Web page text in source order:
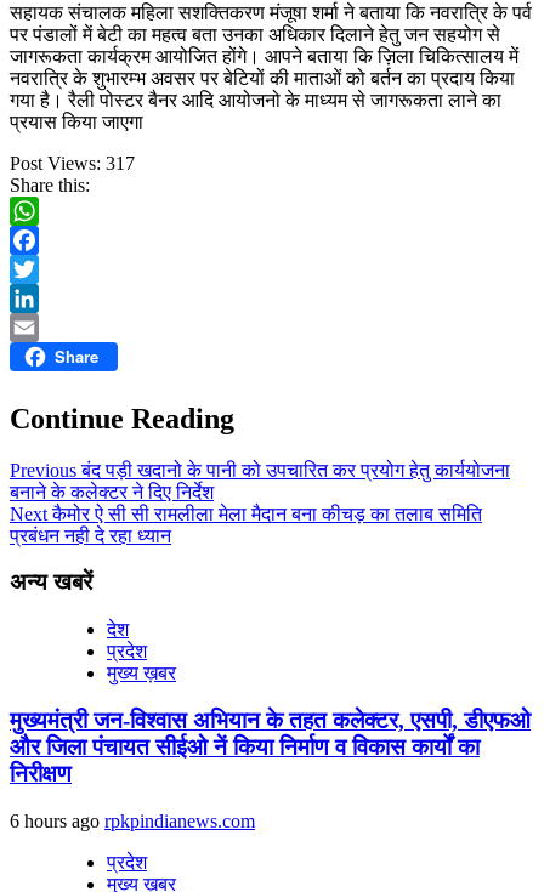
सहायक संचालक महिला सशक्तिकरण मंजूषा शर्मा ने बताया कि नवरात्रि के पर्व
पर पंडालों में बेटी का महत्व बता उनका अधिकार दिलाने हेतु जन सहयोग से
जागरूकता कार्यक्रम आयोजित होंगे। आपने बताया कि ज़िला चिकित्सालय में
नवरात्रि के शुभारम्भ अवसर पर बेटियों की माताओं को बर्तन का प्रदाय किया
गया है। रैली पोस्टर बैनर आदि आयोजनो के माध्यम से जागरूकता लाने का
प्रयास किया जाएगा
Post Views: 317
Share this:
WhatsApp
Facebook
Twitter
LinkedIn
Email Share
Continue Reading
Previousबंद पड़ी खदानो के पानी को उपचारित कर प्रयोग हेतु कार्ययोजना
बनाने के कलेक्टर ने दिए निर्देश
Nextकैमोर ऐ सी सी रामलीला मेला मैदान बना कीचड़ का तलाब समिति
प्रबंधन नही दे रहा ध्यान
अन्य खबरें
देश
प्रदेश
मुख्य ख़बर
मुख्यमंत्री जन-विश्वास अभियान के तहत कलेक्टर, एसपी, डीएफओ
और जिला पंचायत सीईओ नें किया निर्माण व विकास कार्यों का
निरीक्षण
6 hours ago rpkpindianews.com
प्रदेश
मुख्य ख़बर